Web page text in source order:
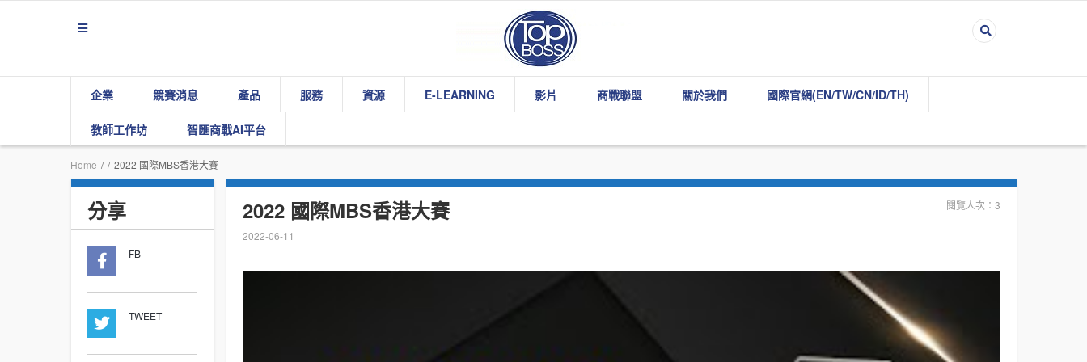
企業 競賽消息 產品 服務 資源 E-LEARNING 影片 商戰聯盟 關於我們 國際官網(EN/TW/CN/ID/TH)
教師工作坊 智匯商戰AI平台
Home / / 2022 國際MBS香港大賽
分享
FB
TWEET
2022 國際MBS香港大賽
2022-06-11
閱覽人次：3